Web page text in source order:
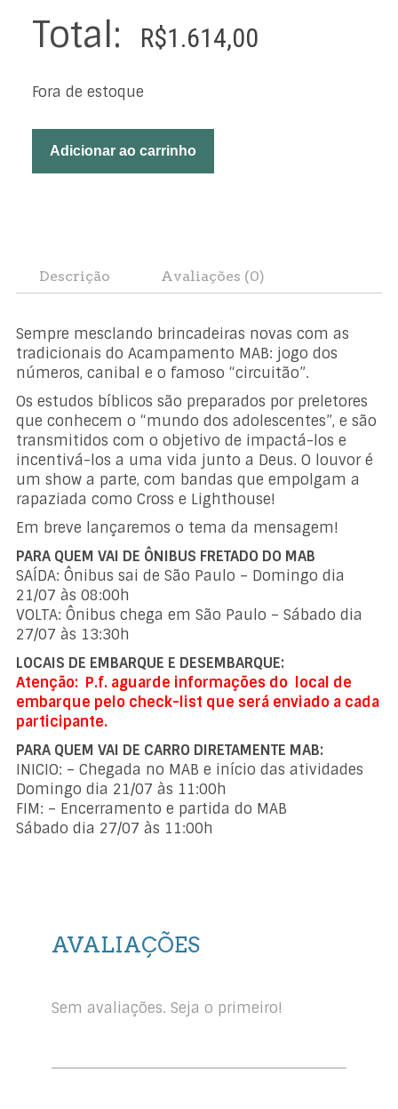
Total: R$1.614,00
Fora de estoque
Adicionar ao carrinho
Descrição Avaliações (0)
Sempre mesclando brincadeiras novas com as
tradicionais do Acampamento MAB: jogo dos
números, canibal e o famoso “circuitão”.
Os estudos bíblicos são preparados por preletores
que conhecem o “mundo dos adolescentes”, e são
transmitidos com o objetivo de impactá-los e
incentivá-los a uma vida junto a Deus. O louvor é
um show a parte, com bandas que empolgam a
rapaziada como Cross e Lighthouse!
Em breve lançaremos o tema da mensagem!
PARA QUEM VAI DE ÔNIBUS FRETADO DO MAB
SAÍDA: Ônibus sai de São Paulo – Domingo dia
21/07 às 08:00h
VOLTA: Ônibus chega em São Paulo – Sábado dia
27/07 às 13:30h
LOCAIS DE EMBARQUE E DESEMBARQUE:
Atenção: P.f. aguarde informações do local de
embarque pelo check-list que será enviado a cada
participante.
PARA QUEM VAI DE CARRO DIRETAMENTE MAB:
INICIO: – Chegada no MAB e início das atividades
Domingo dia 21/07 às 11:00h
FIM: – Encerramento e partida do MAB
Sábado dia 27/07 às 11:00h
AVALIAÇÕES
Sem avaliações. Seja o primeiro!